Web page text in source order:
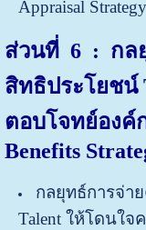
Appraisal
ส่วนที่ 6 : กล
สิทธิประโยชน์
ตอบโจทย์องค์
Benefits
กลยุทธ์การจ่า
Talent ให้โดนใจ